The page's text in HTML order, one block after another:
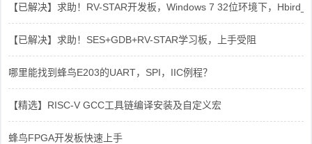
【已解决】求助！RV-STAR开发板，Windows 7 32位环境下，
【已解决】求助！SES+GDB+RV-STAR学习板，上手受阻
哪里能找到蜂鸟E203的UART，SPI，IIC例程？
【精选】RISC-V GCC工具链编译安装及自定义宏
蜂鸟FPGA开发板快速上手